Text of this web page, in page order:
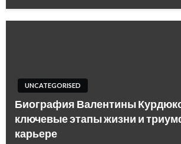
UNCATEGORISED
Биография Валентины
ключевые этапы жизни и
карьере